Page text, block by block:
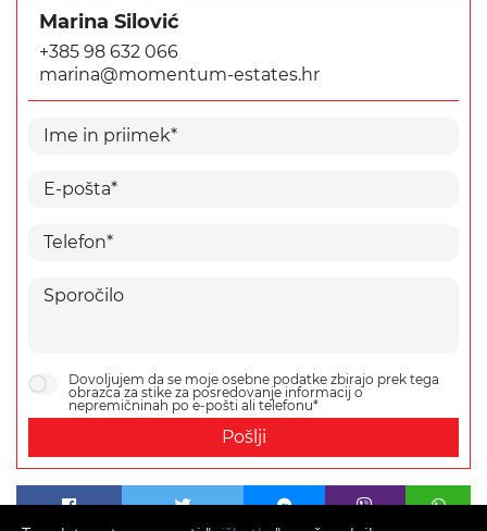
Marina Silović
+385 98 632 066
marina@momentum-estates.hr
Dovoljujem da se moje osebne podatke zbirajo prek tega
obrazca za stike za posredovanje informacij o
nepremičninah po e-pošti ali telefonu*
Pošlji